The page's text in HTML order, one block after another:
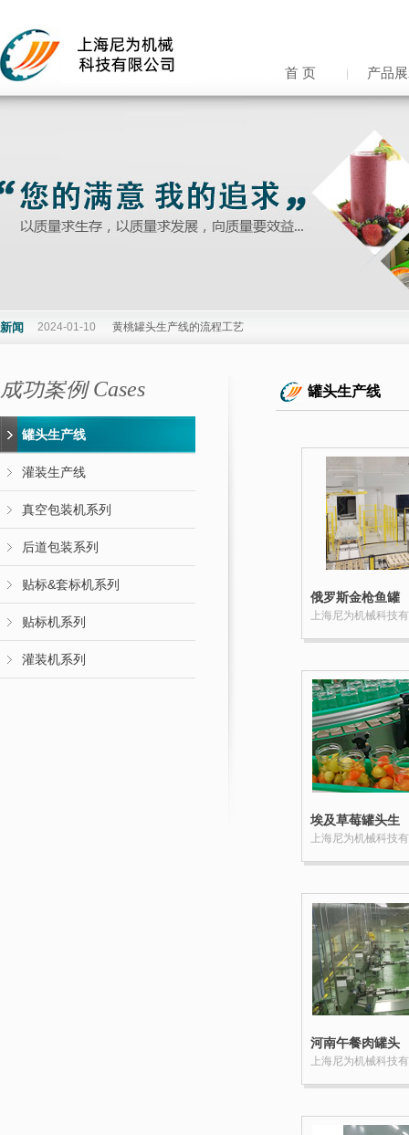
首 页 产品
新闻 2024-01-10 黄桃罐头生产线的流程工艺
成功案例 Cases
罐头生产线
灌装生产线
真空包装机系列
后道包装系列
贴标&套标机系列
贴标机系列
灌装机系列
罐头生产线
俄罗斯金枪鱼罐
头生产线解决方
上海尼为机械科技
埃及草莓罐头生
产线
上海尼为机械科技
河南午餐肉罐头
生产线设备
上海尼为机械科技